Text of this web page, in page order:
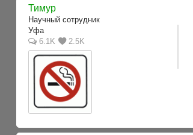
Тимур
Научный сотрудник
Уфа
6.1K
2.5K